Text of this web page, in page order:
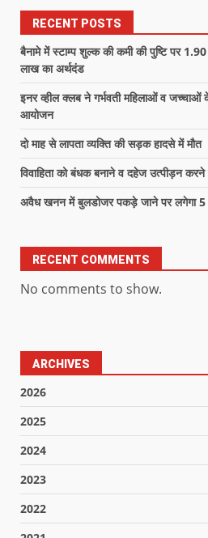
RECENT POSTS
बैनामे में स्टाम्प शुल्क की कमी की पुष्टि पर
लाख का अर्थदंड
इनर व्हील क्लब ने गर्भवती महिलाओं व जच्चाओं
आयोजन
दो माह से लापता व्यक्ति की सड़क हादसे में मौत
विवाहिता को बंधक बनाने व दहेज उत्पीड़न
अवैध खनन में बुलडोजर पकड़े जाने पर लगेगा 5
RECENT COMMENTS
No comments to show.
ARCHIVES
2026
2025
2024
2023
2022